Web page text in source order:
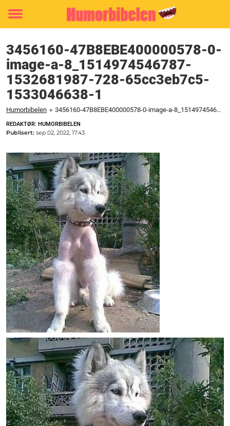
Toggle
3456160-47B8EBE400000578-0-
image-a-8_1514974546787-
1532681987-728-65cc3eb7c5-
1533046638-1
Humorbibelen » 3456160-47B8EBE400000578-0-image-a-8_1514974546787-1532681987-728-65cc3eb7c5-1533046638-1
REDAKTØR: HUMORBIBELEN
Publisert: sep 02, 2022, 17:43